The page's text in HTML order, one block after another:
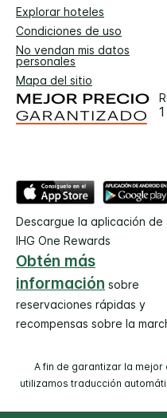
Explorar hoteles
Condiciones de uso
No vendan mis datos
personales
Mapa del sitio
Descargue la aplicación de
IHG One Rewards
Obtén más
información sobre
reservaciones rápidas y
recompensas sobre la
A fin de garantizar la
utilizamos traducción